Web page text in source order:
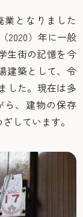
となりました
2020）年に一般
生街の記憶を今
建築として、令
した。現在は多
ら、建物の保存
しています。